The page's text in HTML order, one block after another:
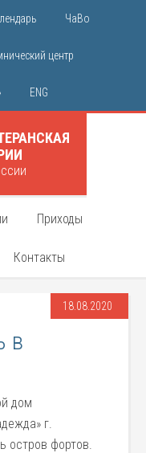
ЧаВо
центр
ENG
Приходы
Контакты
18.08.2020
в
дом
г.
остров фортов.